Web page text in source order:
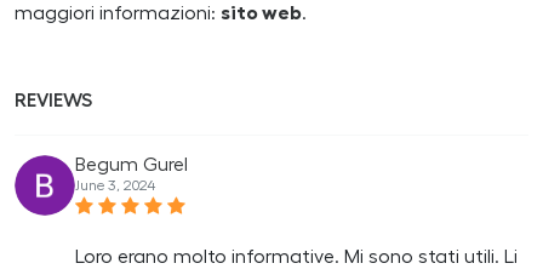
maggiori informazioni: sito web.
REVIEWS
Begum Gurel
June 3, 2024
Loro erano molto informative. Mi sono stati utili. Li